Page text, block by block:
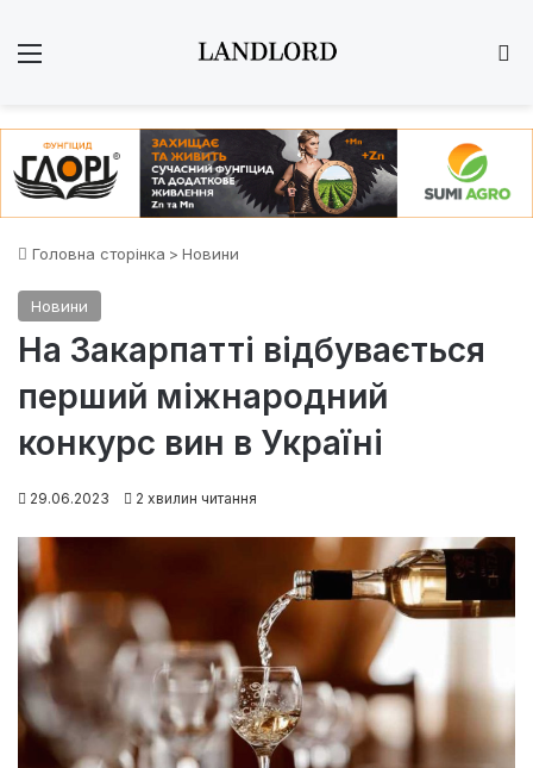
Головна сторінка > Новини
Новини
На Закарпатті відбувається
перший міжнародний
конкурс вин в Україні
29.06.2023 2 хвилин читання